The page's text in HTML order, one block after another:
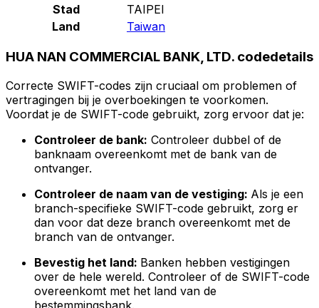
Stad
TAIPEI
Land
Taiwan
HUA NAN COMMERCIAL BANK, LTD. codedetails
Correcte SWIFT-codes zijn cruciaal om problemen of
vertragingen bij je overboekingen te voorkomen.
Voordat je de SWIFT-code gebruikt, zorg ervoor dat je:
Controleer de bank: Controleer dubbel of de
banknaam overeenkomt met de bank van de
ontvanger.
Controleer de naam van de vestiging: Als je een
branch-specifieke SWIFT-code gebruikt, zorg er
dan voor dat deze branch overeenkomt met de
branch van de ontvanger.
Bevestig het land: Banken hebben vestigingen
over de hele wereld. Controleer of de SWIFT-code
overeenkomt met het land van de